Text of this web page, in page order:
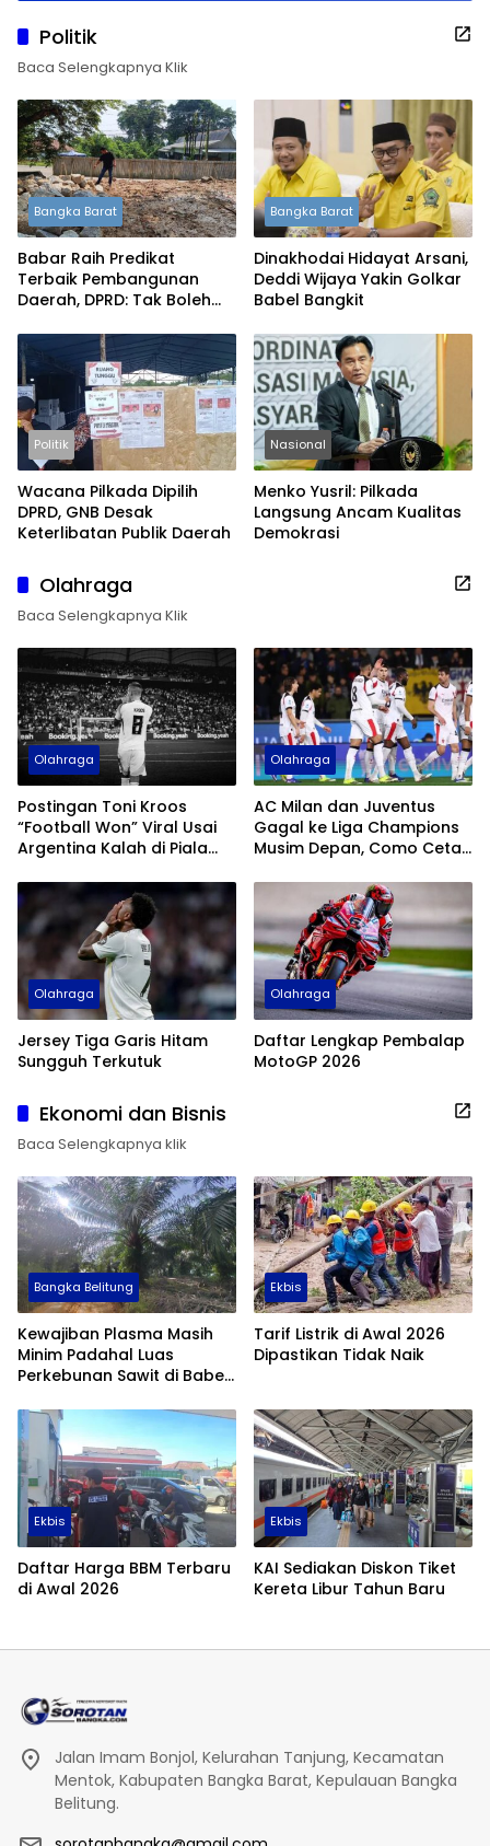
Politik
Baca Selengkapnya Klik
Bangka Barat
Babar Raih Predikat
Terbaik Pembangunan
Daerah, DPRD: Tak Boleh
Bangka Barat
Dinakhodai Hidayat Arsani,
Deddi Wijaya Yakin Golkar
Babel Bangkit
Politik
Wacana Pilkada Dipilih
DPRD, GNB Desak
Keterlibatan Publik Daerah
Nasional
Menko Yusril: Pilkada
Langsung Ancam Kualitas
Demokrasi
Olahraga
Baca Selengkapnya Klik
Olahraga
Postingan Toni Kroos
“Football Won” Viral Usai
Argentina Kalah di Piala
Olahraga
AC Milan dan Juventus
Gagal ke Liga Champions
Musim Depan, Como Cetak
Olahraga
Jersey Tiga Garis Hitam
Sungguh Terkutuk
Olahraga
Daftar Lengkap Pembalap
MotoGP 2026
Ekonomi dan Bisnis
Baca Selengkapnya klik
Bangka Belitung
Kewajiban Plasma Masih
Minim Padahal Luas
Perkebunan Sawit di Babel
Ekbis
Tarif Listrik di Awal 2026
Dipastikan Tidak Naik
Ekbis
Daftar Harga BBM Terbaru
di Awal 2026
Ekbis
KAI Sediakan Diskon Tiket
Kereta Libur Tahun Baru
Jalan Imam Bonjol, Kelurahan Tanjung, Kecamatan
Mentok, Kabupaten Bangka Barat, Kepulauan Bangka
Belitung.